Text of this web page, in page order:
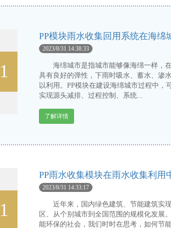
PP模块雨水收集回用系统在海绵
2023/8/31 14:38:33
海绵城市是指城市能够像海绵一样，在
具有良好的弹性，下雨时吸水、蓄水、渗
以利用。PP模块在建设海绵城市过程中，
实现源头减排、过程控制、系统...
了解详情
PP雨水收集模块在雨水收集利用
2023/8/31 14:33:17
近年来，国内绿色建筑、节能建筑实现
区、从个别城市到全国范围的规模化发展
能环保的社会，我们时时在思考，如何节